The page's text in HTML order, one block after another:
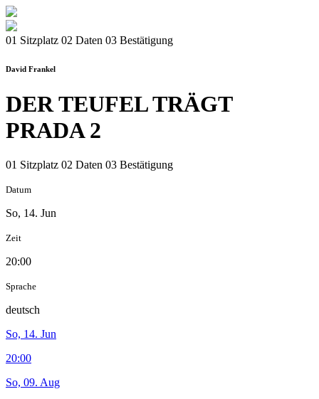
01 Sitzplatz 02 Daten 03 Bestätigung
David Frankel
DER TEUFEL TRÄGT
PRADA 2
01 Sitzplatz 02 Daten 03 Bestätigung
Datum
So, 14. Jun
Zeit
20:00
Sprache
deutsch
So, 14. Jun
20:00
So, 09. Aug